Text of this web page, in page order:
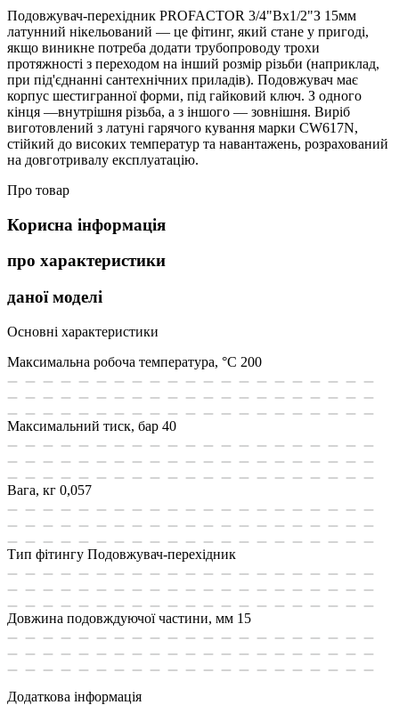
Подовжувач-перехідник PROFACTOR 3/4"Вx1/2"З 15мм
латунний нікельований — це фітинг, який стане у пригоді,
якщо виникне потреба додати трубопроводу трохи
протяжності з переходом на інший розмір різьби (наприклад,
при під'єднанні сантехнічних приладів). Подовжувач має
корпус шестигранної форми, під гайковий ключ. З одного
кінця —внутрішня різьба, а з іншого — зовнішня. Виріб
виготовлений з латуні гарячого кування марки CW617N,
стійкий до високих температур та навантажень, розрахований
на довготривалу експлуатацію.
Про товар
Корисна інформація
про характеристики
даної моделі
Основні характеристики
Максимальна робоча температура, °С 200
Максимальний тиск, бар 40
Вага, кг 0,057
Тип фітингу Подовжувач-перехідник
Довжина подовждуючої частини, мм 15
Додаткова інформація